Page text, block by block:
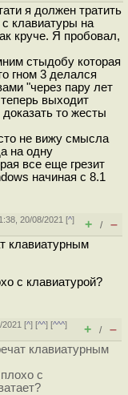
я должен тратить
клавиатуры на
круче. Я пробовал,
стыдобу которая
гном 3 делался
"через пару лет
выходит
то жесты
не вижу смысла
на одну
все еще грезит
начиная с 8.1
20/08/2021 [^]
+ / –
клавиатурным
с клавиатурой?
2021 [^] [^^] [^^^]
+ / –
клавиатурным
с